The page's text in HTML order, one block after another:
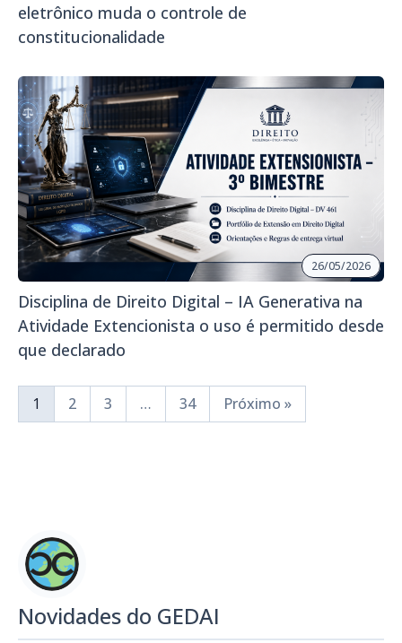
eletrônico muda o controle de
constitucionalidade
26/05/2026
Disciplina de Direito Digital – IA Generativa na
Atividade Extencionista o uso é permitido desde
que declarado
1 2 3 … 34 Próximo »
Novidades do GEDAI